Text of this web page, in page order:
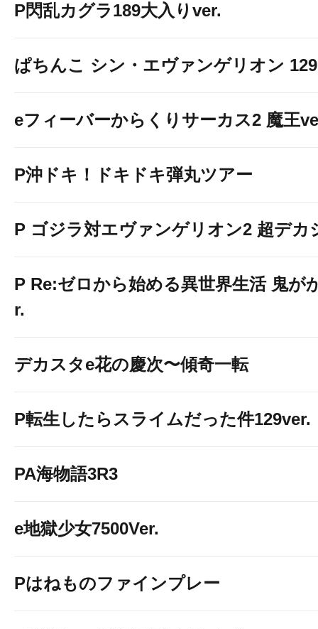
P閃乱カグラ189大入りver.
ぱちんこ シン・エヴァンゲリオン
eフィーバーからくりサーカス2 魔王
P沖ドキ！ドキドキ弾丸ツアー
P ゴジラ対エヴァンゲリオン2 超デカ
P Re:ゼロから始める異世界生活 鬼が
r.
デカスタe花の慶次〜傾奇一転
P転生したらスライムだった件129ver.
PA海物語3R3
e地獄少女7500Ver.
Pはねものファインプレー